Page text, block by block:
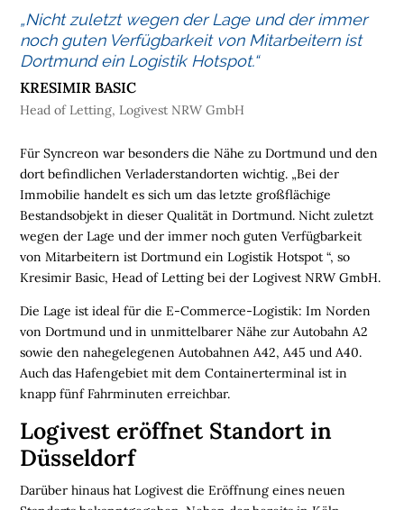
M
E
L
O
S
T
I
K
O
B
I
L
I
N
O
Für Syncreon war besonders die Nähe zu Dortmund und den
dort befindlichen Verladerstandorten wichtig. „Bei der
Immobilie handelt es sich um das letzte großflächige
Bestandsobjekt in dieser Qualität in Dortmund. Nicht zuletzt
wegen der Lage und der immer noch guten Verfügbarkeit
von Mitarbeitern ist Dortmund ein Logistik Hotspot “, so
Kresimir Basic, Head of Letting bei der Logivest NRW GmbH.
Die Lage ist ideal für die E-Commerce-Logistik: Im Norden
von Dortmund und in unmittelbarer Nähe zur Autobahn A2
sowie den nahegelegenen Autobahnen A42, A45 und A40.
Auch das Hafengebiet mit dem Containerterminal ist in
knapp fünf Fahrminuten erreichbar.
Logivest eröffnet Standort in
Düsseldorf
Darüber hinaus hat Logivest die Eröffnung eines neuen
„Nicht zuletzt wegen der Lage und der immer
noch guten Verfügbarkeit von Mitarbeitern ist
Dortmund ein Logistik Hotspot.“
KRESIMIR BASIC
Head of Letting, Logivest NRW GmbH